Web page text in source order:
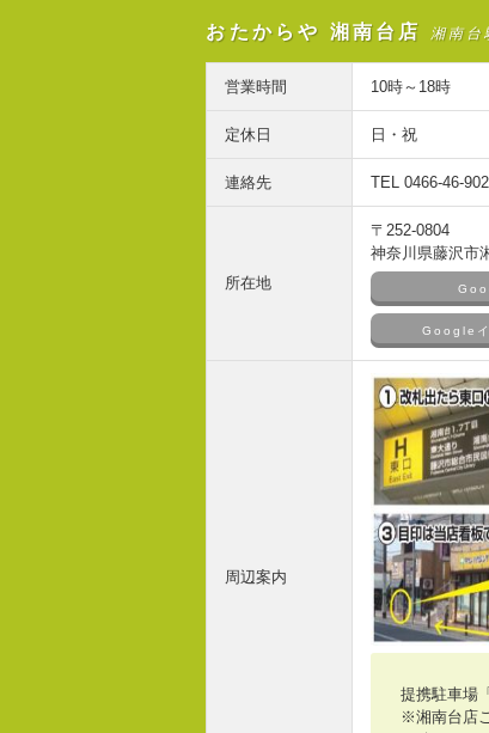
おたからや 湘南台店 湘南台
営業時間 10時～18時
定休日 日・祝
連絡先 TEL 0466-46-
所在地
〒252-0804
神奈川県藤沢市
Googleイ
周辺案内
提携駐車場
※湘南台店